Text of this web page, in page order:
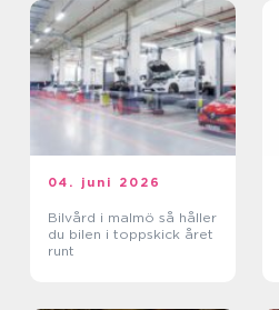
04. juni 2026
Bilvård i malmö så håller
du bilen i toppskick året
runt